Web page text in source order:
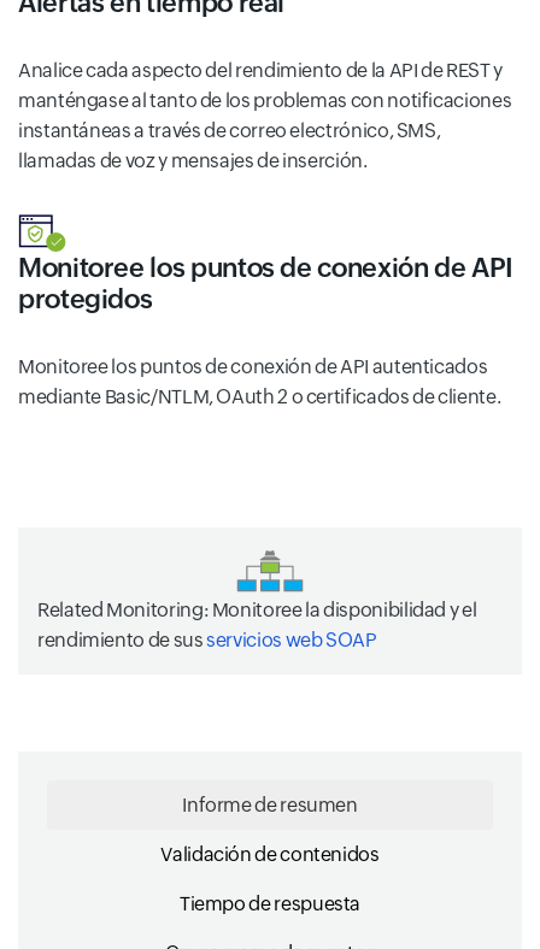
Analice cada aspecto del rendimiento de la API de REST y
manténgase al tanto de los problemas con notificaciones
instantáneas a través de correo electrónico, SMS,
llamadas de voz y mensajes de inserción.
Monitoree los puntos de conexión de API
protegidos
Monitoree los puntos de conexión de API autenticados
mediante Basic/NTLM, OAuth 2 o certificados de cliente.
Related Monitoring: Monitoree la disponibilidad y el
rendimiento de susservicios web SOAP
Informe de resumen
Validación de contenidos
Tiempo de respuesta